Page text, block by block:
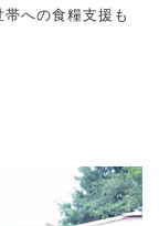
への食糧支援も